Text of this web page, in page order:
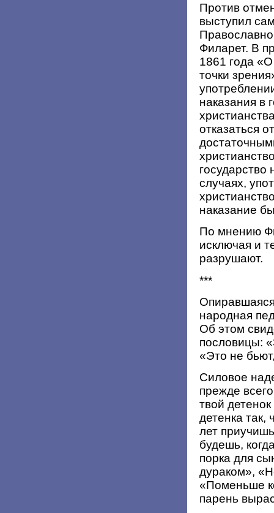
Против
выступил
Филарет. В
1861 года
точки
наказания в
отказаться
случаях,
наказание
По мнению
исключая и
разрушают.
***
народная
Об этом
пословицы:
«Это не
Силовое
прежде
твой
детенка так,
лет
будешь,
порка для
дураком»,
«Поменьше
парень